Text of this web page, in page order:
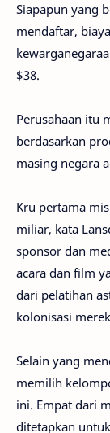
Siapapun yang
mendaftar,
$38.
Perusahaan itu
berdasarkan
masing negara
Kru pertama
miliar, kata
sponsor dan
acara dan film
dari pelatihan
kolonisasi
Selain yang
memilih
ini. Empat dari
ditetapkan